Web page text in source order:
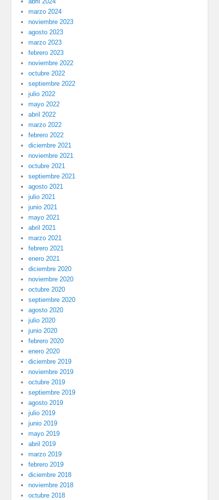
marzo 2024
noviembre 2023
agosto 2023
marzo 2023
febrero 2023
noviembre 2022
octubre 2022
septiembre 2022
julio 2022
mayo 2022
abril 2022
marzo 2022
febrero 2022
diciembre 2021
noviembre 2021
octubre 2021
septiembre 2021
agosto 2021
julio 2021
junio 2021
mayo 2021
abril 2021
marzo 2021
febrero 2021
enero 2021
diciembre 2020
noviembre 2020
octubre 2020
septiembre 2020
agosto 2020
julio 2020
junio 2020
febrero 2020
enero 2020
diciembre 2019
noviembre 2019
octubre 2019
septiembre 2019
agosto 2019
julio 2019
junio 2019
mayo 2019
abril 2019
marzo 2019
febrero 2019
diciembre 2018
noviembre 2018
octubre 2018